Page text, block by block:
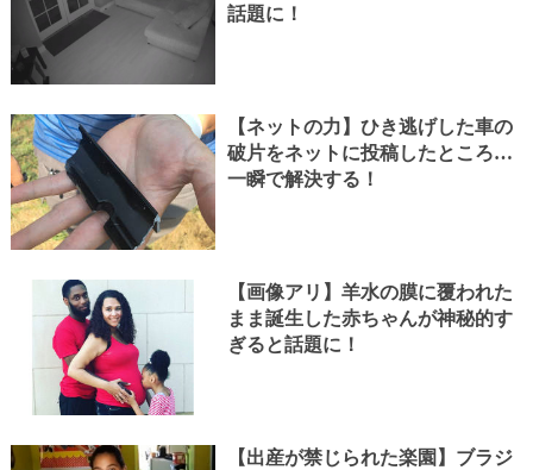
話題に！
【ネットの力】ひき逃げした車の
破片をネットに投稿したところ…
一瞬で解決する！
【画像アリ】羊水の膜に覆われた
まま誕生した赤ちゃんが神秘的す
ぎると話題に！
【出産が禁じられた楽園】ブラジ